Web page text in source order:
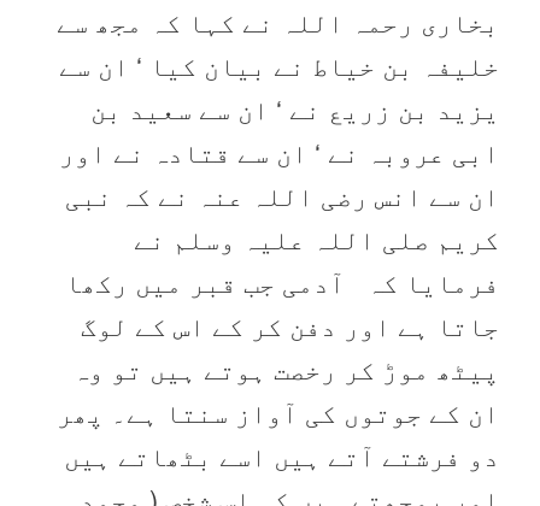
بخاری رحمہ اللہ نے کہا کہ مجھ سے
خلیفہ بن خیاط نے بیان کیا ‘ ان سے
یزید بن زریع نے ‘ ان سے سعید بن
ابی عروبہ نے ‘ ان سے قتادہ نے اور
ان سے انس رضی اللہ عنہ نے کہ نبی
کریم صلی اللہ علیہ وسلم نے
فرمایا کہ آدمی جب قبر میں رکھا
جاتا ہے اور دفن کر کے اس کے لوگ
پیٹھ موڑ کر رخصت ہوتے ہیں تو وہ
ان کے جوتوں کی آواز سنتا ہے۔ پھر
دو فرشتے آتے ہیں اسے بٹھاتے ہیں
اور پوچھتے ہیں کہ اس شخص ( محمد